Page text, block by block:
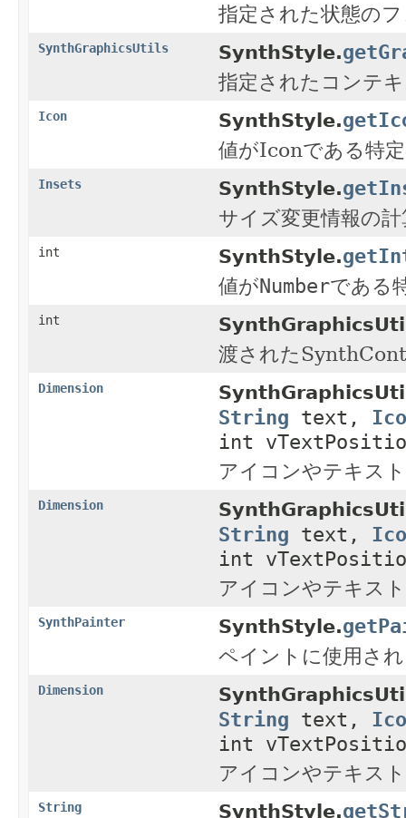
指定された状態の
SynthGraphicsUtils SynthStyle.
指定されたコンテ
Icon SynthStyle.
値がIconである特
Insets SynthStyle.
サイズ変更情報の
int SynthStyle.
値がNumberである
int
渡された
Dimension
String text,
int
アイコンやテキス
Dimension
String text,
int
アイコンやテキス
SynthPainter SynthStyle.
ペイントに使用さ
Dimension
String text,
int
アイコンやテキス
String SynthStyle.